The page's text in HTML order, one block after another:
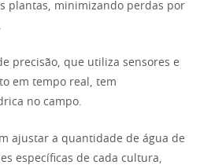
plantas, minimizando perdas por
precisão, que utiliza sensores e
em tempo real, tem
no campo.
ajustar a quantidade de água de
específicas de cada cultura,